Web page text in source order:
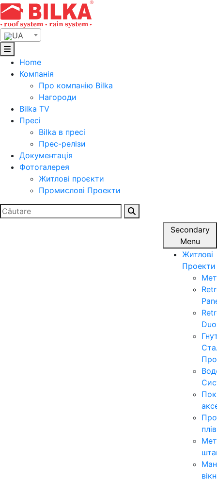
Skip
to
content
UA
Home
Компанія
Про компанію Bilka
Нагороди
Bilka TV
Пресі
Bilka в пресі
Прес-релізи
Документація
Фотогалерея
Житлові проєкти
Промислові Проекти
Search
for:
Secondary
Menu
Житлові
Проекти
Duo